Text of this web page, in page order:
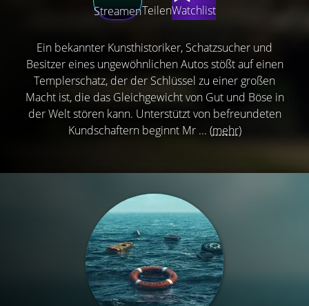
StreamenTeilenWatchlist
Ein bekannter Kunsthistoriker, Schatzsucher und
Besitzer eines ungewöhnlichen Autos stößt auf einen
Templerschatz, der der Schlüssel zu einer großen
Macht ist, die das Gleichgewicht von Gut und Böse in
der Welt stören kann. Unterstützt von befreundeten
Kundschaftern beginnt Mr ... (mehr)